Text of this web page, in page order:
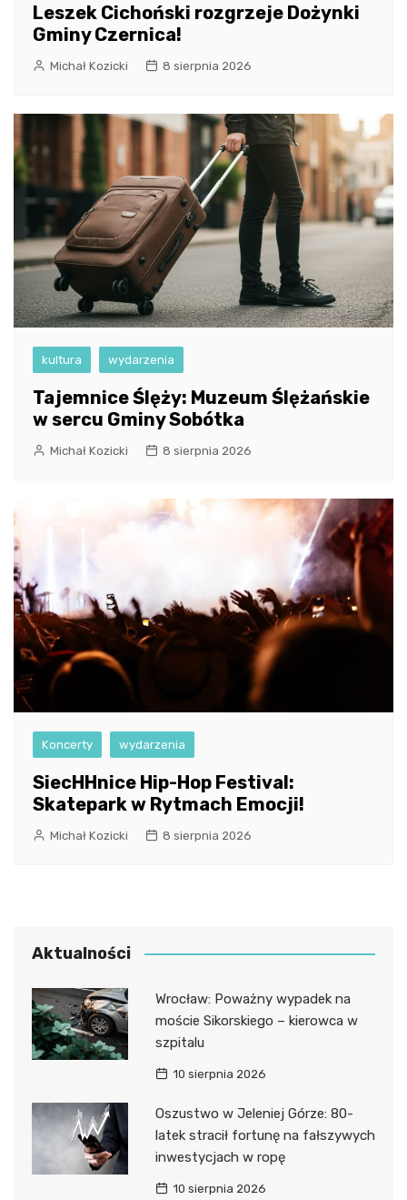
Leszek Cichoński rozgrzeje Dożynki
Gminy Czernica!
Michał Kozicki 8 sierpnia 2026
kultura wydarzenia
Tajemnice Ślęży: Muzeum Ślężańskie
w sercu Gminy Sobótka
Michał Kozicki 8 sierpnia 2026
Koncerty wydarzenia
SiecHHnice Hip-Hop Festival:
Skatepark w Rytmach Emocji!
Michał Kozicki 8 sierpnia 2026
Aktualności
Wrocław: Poważny wypadek na
moście Sikorskiego – kierowca w
szpitalu
10 sierpnia 2026
Oszustwo w Jeleniej Górze: 80-
latek stracił fortunę na fałszywych
inwestycjach w ropę
10 sierpnia 2026